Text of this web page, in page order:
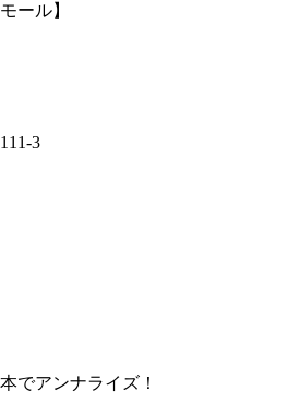
ール】
3
でアンナライズ！